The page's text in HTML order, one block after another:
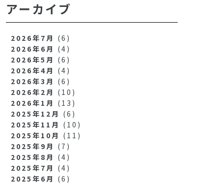
アーカイブ
2026年7月 (6)
2026年6月 (4)
2026年5月 (6)
2026年4月 (4)
2026年3月 (6)
2026年2月 (10)
2026年1月 (13)
2025年12月 (6)
2025年11月 (10)
2025年10月 (11)
2025年9月 (7)
2025年8月 (4)
2025年7月 (4)
2025年6月 (6)